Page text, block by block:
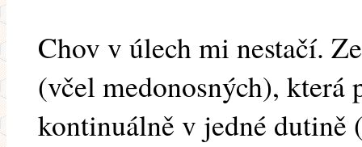
Chov v úlech mi nestačí.
(včel medonosných),
kontinuálně v jedné dutině